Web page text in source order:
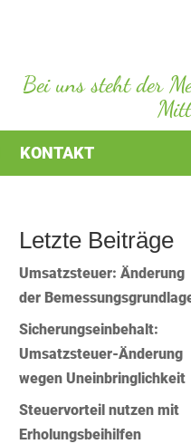
Bei uns steht der
KONTAKT
Letzte Beiträge
Umsatzsteuer: Änderung
der
Sicherungseinbehalt:
Umsatzsteuer-Änderung
wegen Uneinbringlichkeit
Steuervorteil nutzen mit
Erholungsbeihilfen